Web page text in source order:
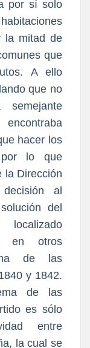
por sí solo
la mitad de
que
A ello
que no
hacer los
por lo que
la Dirección
al
del
en otros
de las
y 1842.
de las
es sólo
entre
la cual se